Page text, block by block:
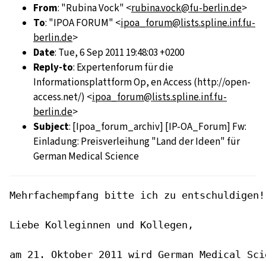
From: "Rubina Vock" <rubina.vock@fu-berlin.de>
To: "IPOA FORUM" <ipoa_forum@lists.spline.inf.fu-
berlin.de>
Date: Tue, 6 Sep 2011 19:48:03 +0200
Reply-to: Expertenforum für die
Informationsplattform Op, en Access (http://open-
access.net/) <ipoa_forum@lists.spline.inf.fu-
berlin.de>
Subject: [Ipoa_forum_archiv] [IP-OA_Forum] Fw:
Einladung: Preisverleihung "Land der Ideen" für
German Medical Science
Mehrfachempfang bitte ich zu entschuldigen!
Liebe Kolleginnen und Kollegen,
am 21. Oktober 2011 wird German Medical